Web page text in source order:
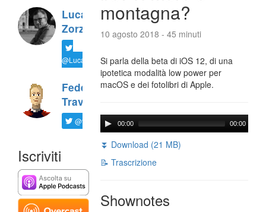
Luca
Zorzi
@LucaTNT
Federico
Travaini
@ftrava
Iscriviti
montagna?
10 agosto 2018 - 45 minuti
Si parla della beta di iOS 12, di una
ipotetica modalità low power per
macOS e dei fotolibri di Apple.
00:00 00:00
⏬ Download (21 MB)
📝 Trascrizione
Shownotes